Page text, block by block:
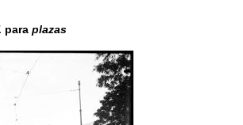
para plazas